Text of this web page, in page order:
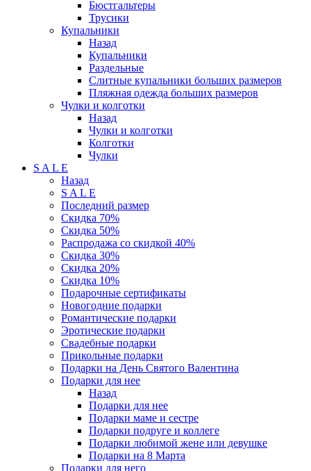
Бюстгальтеры
Трусики
Купальники
Назад
Купальники
Раздельные
Слитные купальники больших размеров
Пляжная одежда больших размеров
Чулки и колготки
Назад
Чулки и колготки
Колготки
Чулки
S A L E
Назад
S A L E
Последний размер
Скидка 70%
Скидка 50%
Распродажа со скидкой 40%
Скидка 30%
Скидка 20%
Скидка 10%
Подарочные сертификаты
Новогодние подарки
Романтические подарки
Эротические подарки
Свадебные подарки
Прикольные подарки
Подарки на День Святого Валентина
Подарки для нее
Назад
Подарки для нее
Подарки маме и сестре
Подарки подруге и коллеге
Подарки любимой жене или девушке
Подарки на 8 Марта
Подарки для него